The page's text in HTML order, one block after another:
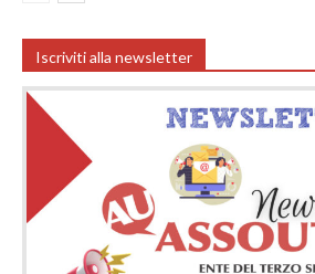
Iscriviti alla newsletter